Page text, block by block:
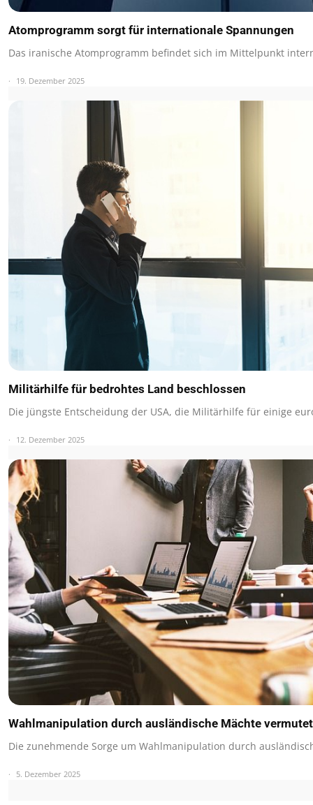
Atomprogramm sorgt für internationale Spannungen
Das iranische Atomprogramm befindet sich im Mittelpunkt
19. Dezember 2025
Militärhilfe für bedrohtes Land beschlossen
Die jüngste Entscheidung der USA, die Militärhilfe für einige
12. Dezember 2025
Wahlmanipulation durch ausländische Mächte vermutet
Die zunehmende Sorge um Wahlmanipulation durch
5. Dezember 2025